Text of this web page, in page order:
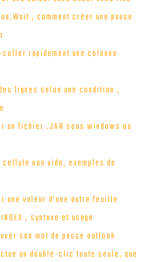
, comment créer une pause
rapidement une colonne
lignes selon une condition ,
un fichier .JAR sous windows ou
non vide, exemples de
une valeur d’une autre feuille
, syntaxe et usage
son mot de passe outlook
un double-clic toute seule, que